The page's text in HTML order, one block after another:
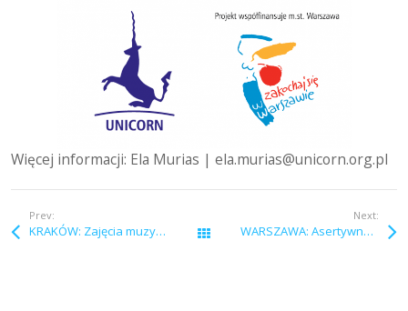
Więcej informacji: Ela Murias | ela.murias@unicorn.org.pl
Prev:
KRAKÓW: Zajęcia muzyczne online Wszystkie wpisy
Next:
WARSZAWA: Asertywność – warsztaty online